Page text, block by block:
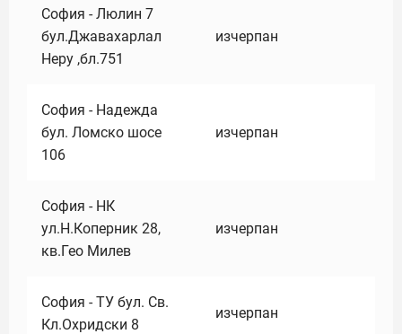
София - Люлин 7
бул.Джавахарлал
Неру ,бл.751
изчерпан
София - Надежда
бул. Ломско шосе
106
изчерпан
София - НК
ул.Н.Коперник 28,
кв.Гео Милев
изчерпан
София - ТУ бул. Св.
Кл.Охридски 8
изчерпан